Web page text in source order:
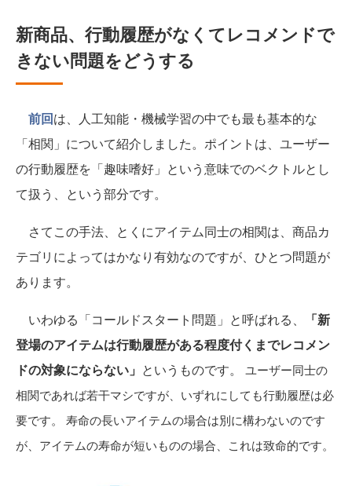
新商品、行動履歴がなくてレコメンドで
きない問題をどうする
前回は、人工知能・機械学習の中でも最も基本的な
「相関」について紹介しました。ポイントは、ユーザー
の行動履歴を「趣味嗜好」という意味でのベクトルとし
て扱う、という部分です。
さてこの手法、とくにアイテム同士の相関は、商品カ
テゴリによってはかなり有効なのですが、ひとつ問題が
あります。
いわゆる「コールドスタート問題」と呼ばれる、
「新
登場のアイテムは行動履歴がある程度付くまでレコメン
ドの対象にならない」 というものです。 ユーザー同士の
相関であれば若干マシですが、いずれにしても行動履歴は必
要です。 寿命の長いアイテムの場合は別に構わないのです
が、アイテムの寿命が短いものの場合、これは致命的です。